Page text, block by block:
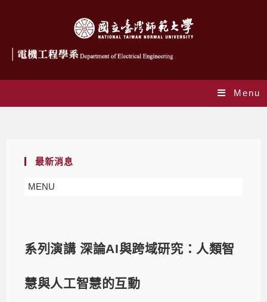
Menu
最新消息
MENU
系列演講 深論AI與跨域研究：人類智
慧與人工智慧的互動